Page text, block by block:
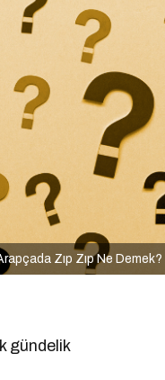
Zıp Zıp Ne Demek?